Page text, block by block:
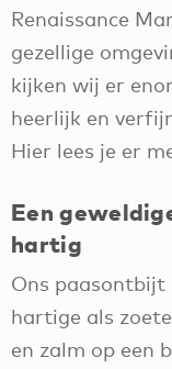
Renaissance
gezellige
kijken wij er
heerlijk en
Hier lees je er
Een
hartig
Ons paasontbijt
hartige als
en zalm op een